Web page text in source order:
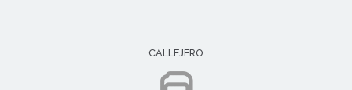
CALLEJERO